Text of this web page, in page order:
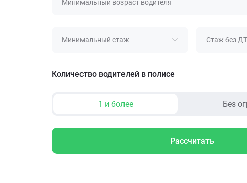
Минимальный возраст водителя
Минимальный стаж Стаж без
Количество водителей в полисе
1 и более Без
Рассчитать